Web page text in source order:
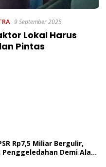
9 September 2025
Lokal Harus
Pintas
Rp7,5 Miliar Bergulir,
Demi Alat